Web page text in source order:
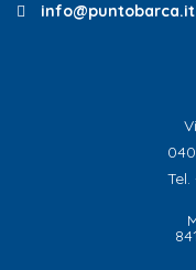
info@puntobarca.it
Tel.